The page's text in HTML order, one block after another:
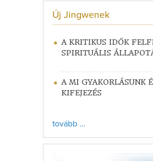
Új Jingwenek
A KRITIKUS IDŐK
SPIRITUÁLIS
A MI GYAKORLÁSUNK
KIFEJEZÉS
tovább ...